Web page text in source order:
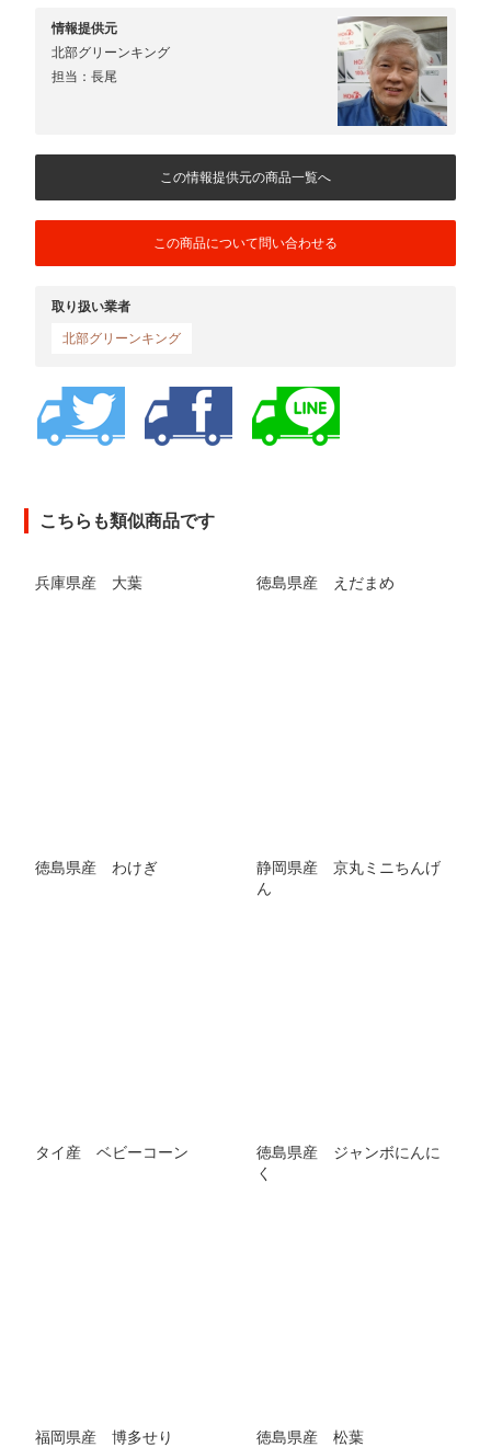
情報提供元
北部グリーンキング
担当：長尾
この情報提供元の商品一覧へ
この商品について問い合わせる
取り扱い業者
北部グリーンキング
こちらも類似商品です
兵庫県産 大葉 徳島県産 えだまめ
徳島県産 わけぎ
静岡県産 京丸ミニちんげ
ん
タイ産 ベビーコーン
徳島県産 ジャンボにんに
く
福岡県産 博多せり 徳島県産 松葉